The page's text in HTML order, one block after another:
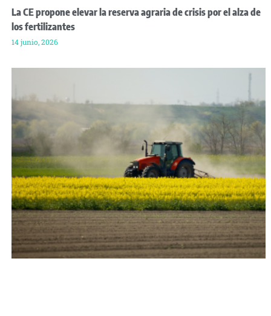
La CE propone elevar la reserva agraria de crisis por el alza de
los fertilizantes
14 junio, 2026